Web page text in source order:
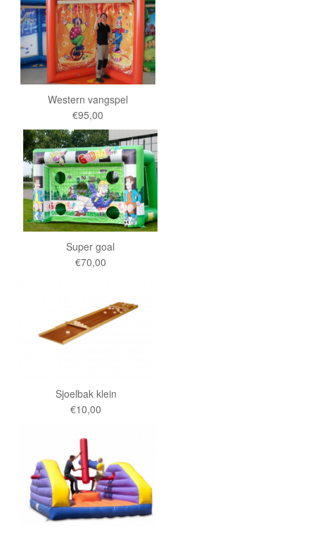
Western vangspel
€95,00
Super goal
€70,00
Sjoelbak klein
€10,00